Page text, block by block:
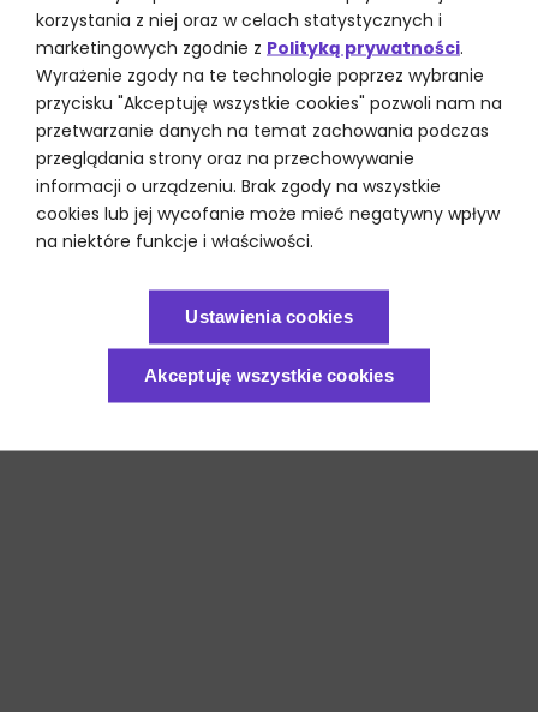
korzystania z niej oraz w celach statystycznych i
marketingowych zgodnie z Polityką prywatności.
Wyrażenie zgody na te technologie poprzez wybranie
przycisku "Akceptuję wszystkie cookies" pozwoli nam na
przetwarzanie danych na temat zachowania podczas
przeglądania strony oraz na przechowywanie
informacji o urządzeniu. Brak zgody na wszystkie
cookies lub jej wycofanie może mieć negatywny wpływ
na niektóre funkcje i właściwości.
Akceptuję wszystkie cookies
Ustawienia cookies